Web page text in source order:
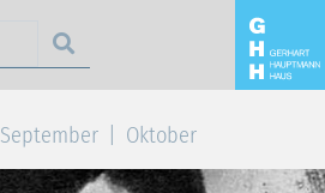
September Oktober